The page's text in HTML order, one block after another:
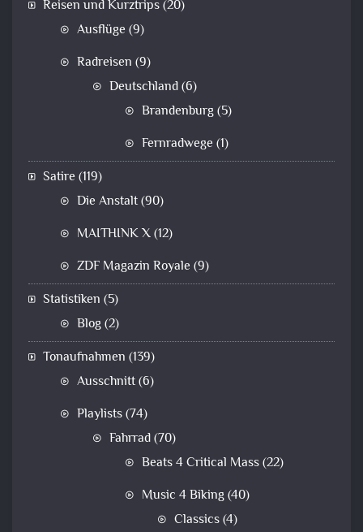
Reisen und Kurztrips(20)
Ausflüge (9)
Radreisen (9)
Deutschland(6)
Brandenburg(5)
Fernradwege (1)
Satire (119)
Die Anstalt(90)
MAITHINK X(12)
ZDF Magazin Royale (9)
Statistiken (5)
Blog(2)
Tonaufnahmen (139)
Ausschnitt(6)
Playlists(74)
Fahrrad(70)
Beats 4 Critical Mass(22)
Music 4 Biking(40)
Classics(4)